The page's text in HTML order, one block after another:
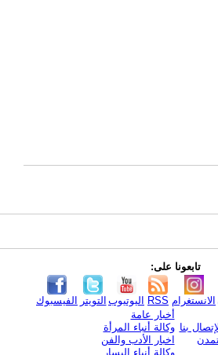
تابعونا على:
الفيسبوك التويتر اليوتيوب RSS الانستغرام
بنا
أخبار عامة
وكالة أنباء المرأة
اخبار الأدب والفن
وكالة أنباء اليسار